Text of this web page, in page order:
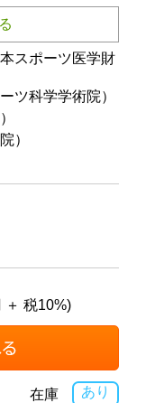
スポーツ医学財
科学学術院）
）
＋ 税10%)
あり
在庫